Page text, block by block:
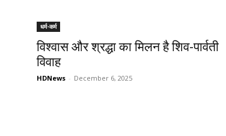
धर्म-कर्म
विश्वास और श्रद्धा का मिलन है शिव-पार्वती
विवाह
HDNews - December 6, 2025